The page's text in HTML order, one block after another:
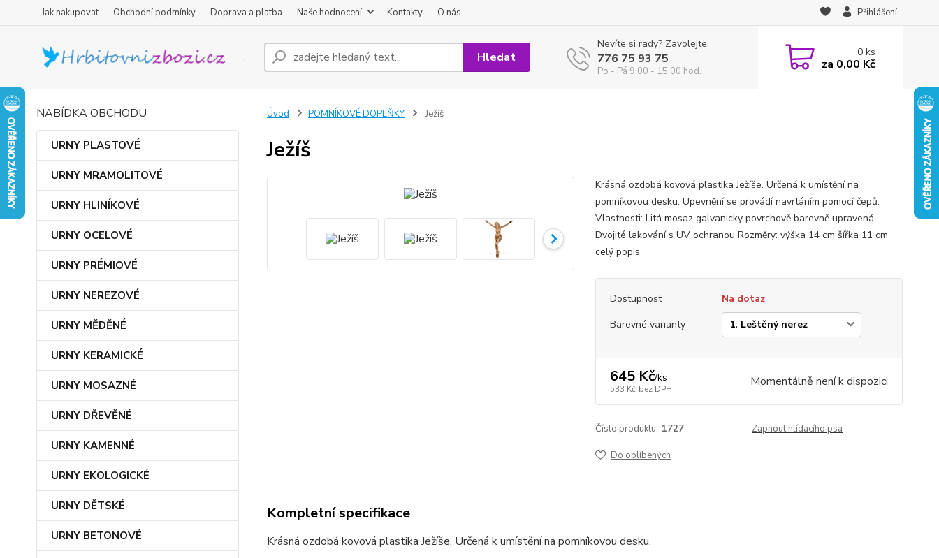
Jak nakupovat Obchodní podmínky Doprava a platba Naše hodnocení Kontakty O nás Přihlášení
Hledat
Nevíte si rady? Zavolejte.
776 75 93 75
Po - Pá 9,00 - 15,00 hod.
0ks
za 0,00 Kč
NABÍDKA OBCHODU
URNY PLASTOVÉ
URNY MRAMOLITOVÉ
URNY HLINÍKOVÉ
URNY OCELOVÉ
URNY PRÉMIOVÉ
URNY NEREZOVÉ
URNY MĚDĚNÉ
URNY KERAMICKÉ
URNY MOSAZNÉ
URNY DŘEVĚNÉ
URNY KAMENNÉ
URNY EKOLOGICKÉ
URNY DĚTSKÉ
URNY BETONOVÉ
Úvod POMNÍKOVÉ DOPLŇKY Ježíš
Ježíš
Krásná ozdobá kovová plastika Ježíše. Určená k umístění na
pomníkovou desku. Upevnění se provádí navrtáním pomocí čepů.
Vlastnosti: Litá mosaz galvanicky povrchově barevně upravená
Dvojité lakování s UV ochranou Rozměry: výška 14 cm šířka 11 cm
celý popis
Dostupnost
Na dotaz
Barevné varianty
645 Kč/ks
533 Kč bez DPH Momentálně není k dispozici
Číslo produktu: 1727 Zapnout hlídacího psa
Do oblíbených
Kompletní specifikace
Krásná ozdobá kovová plastika Ježíše. Určená k umístění na pomníkovou desku.